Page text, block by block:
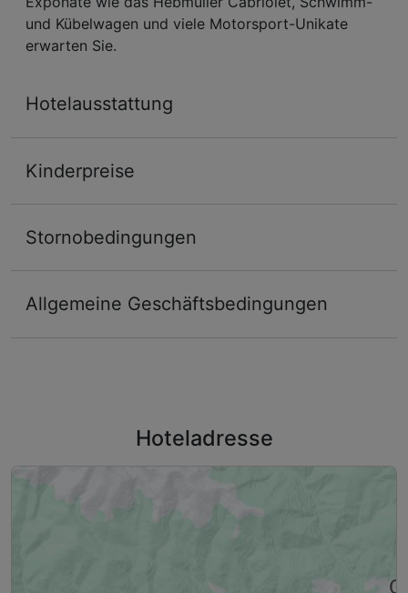
und Kübelwagen und viele Motorsport-Unikate
erwarten Sie.
Hotelausstattung
Kinderpreise
Stornobedingungen
Allgemeine Geschäftsbedingungen
Hoteladresse